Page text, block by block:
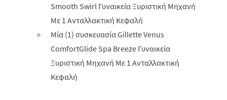
Smooth Swirl Γυναικεία Ξυριστική Μηχανή
Με 1 Ανταλλακτική Κεφαλή
Μία (1) συσκευασία Gillette Venus
ComfortGlide Spa Breeze Γυναικεία
Ξυριστική Μηχανή Με 1 Ανταλλακτική
Κεφαλή